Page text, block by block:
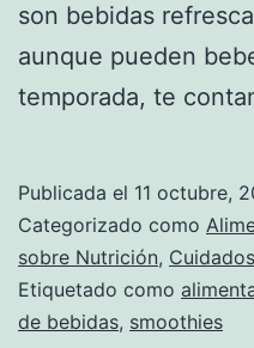
son bebidas
aunque pueden
temporada, te
Publicada el 11 octubre,
Categorizado como
sobre Nutrición, Cuidados
Etiquetado como
de bebidas, smoothies